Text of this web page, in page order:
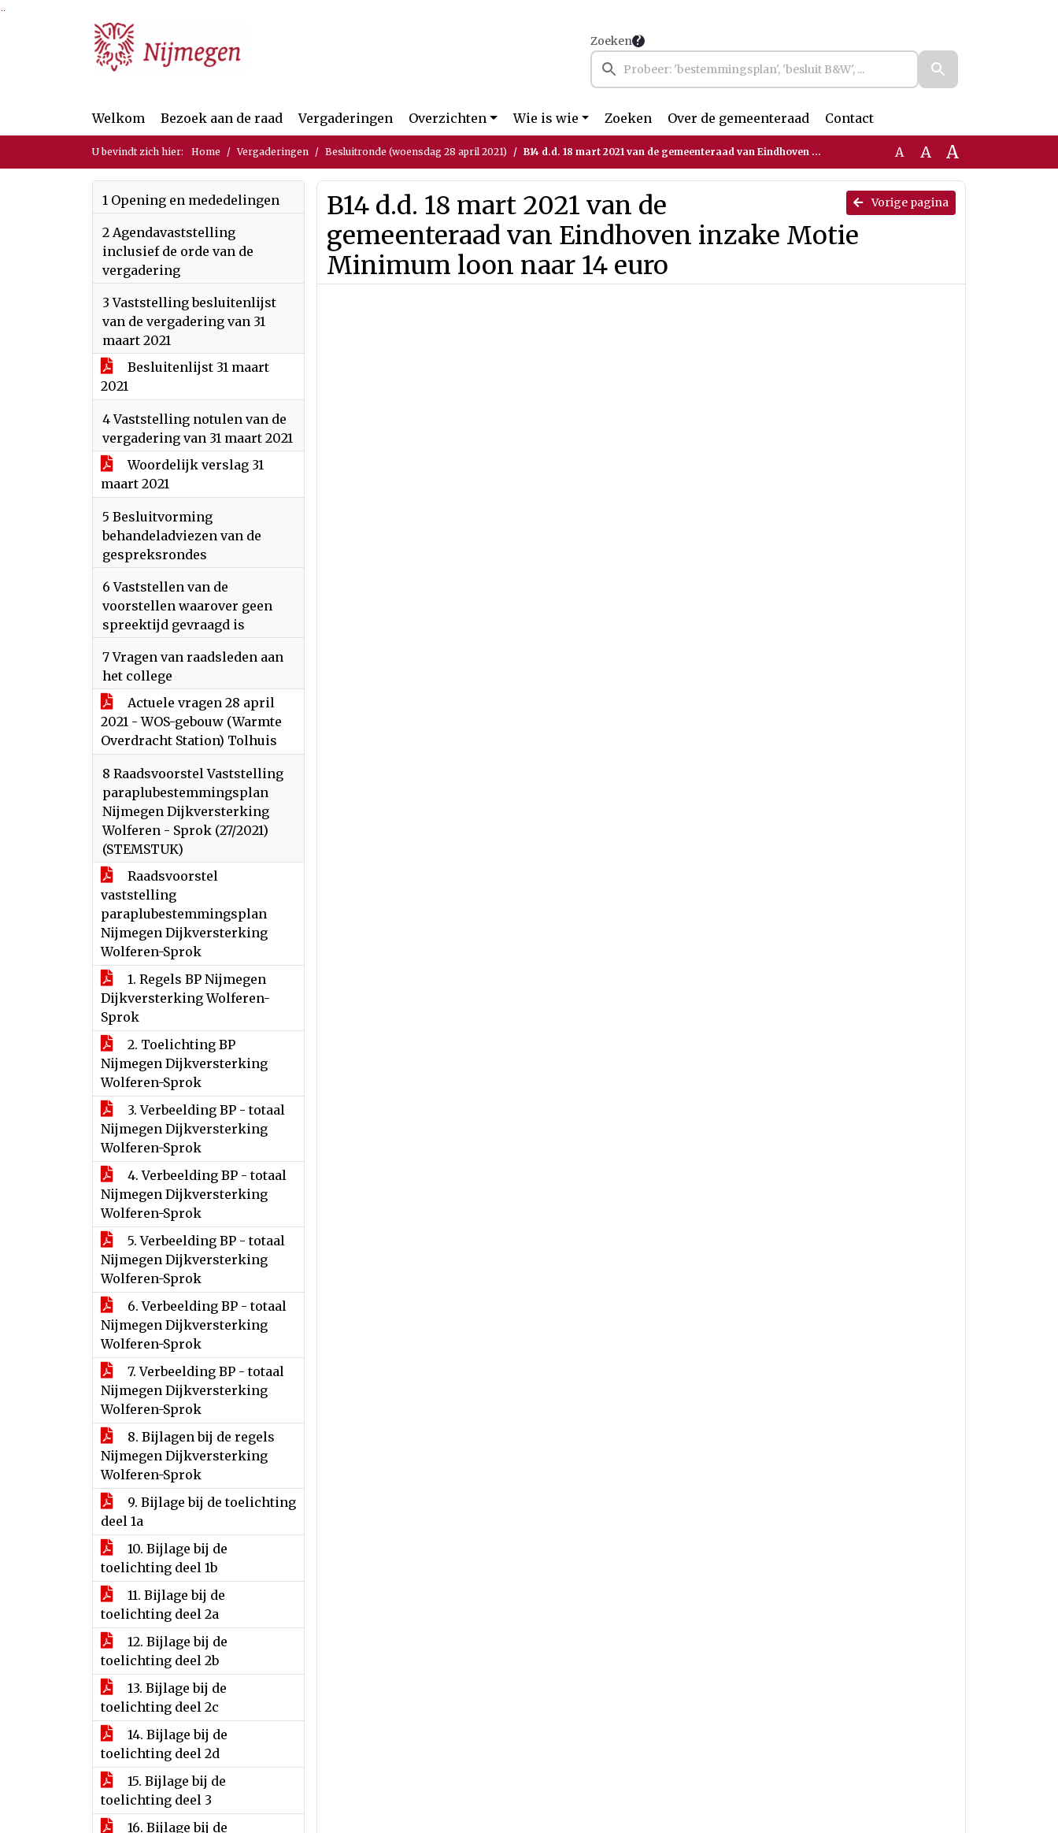
Ga naar de inhoud van deze pagina
Ga naar het zoeken
Ga naar het menu
Zoeken
Welkom Bezoek aan de raad Vergaderingen Overzichten Wie is wie Zoeken Over de gemeenteraad Contact
U bevindt zich hier: Home Vergaderingen Besluitronde (woensdag 28 april 2021) B14 d.d. 18 mart 2021 van de gemeenteraad van Eindhoven inzake Motie Minimum loon naar 14 euro A A A
1 Opening en mededelingen
2 Agendavaststelling
inclusief de orde van de
vergadering
3 Vaststelling besluitenlijst
van de vergadering van 31
maart 2021
Besluitenlijst 31 maart
2021
4 Vaststelling notulen van de
vergadering van 31 maart 2021
Woordelijk verslag 31
maart 2021
5 Besluitvorming
behandeladviezen van de
gespreksrondes
6 Vaststellen van de
voorstellen waarover geen
spreektijd gevraagd is
7 Vragen van raadsleden aan
het college
Actuele vragen 28 april
2021 - WOS-gebouw (Warmte
Overdracht Station) Tolhuis
8 Raadsvoorstel Vaststelling
paraplubestemmingsplan
Nijmegen Dijkversterking
Wolferen - Sprok (27/2021)
(STEMSTUK)
Raadsvoorstel
vaststelling
paraplubestemmingsplan
Nijmegen Dijkversterking
Wolferen-Sprok
1. Regels BP Nijmegen
Dijkversterking Wolferen-
Sprok
2. Toelichting BP
Nijmegen Dijkversterking
Wolferen-Sprok
3. Verbeelding BP - totaal
Nijmegen Dijkversterking
Wolferen-Sprok
4. Verbeelding BP - totaal
Nijmegen Dijkversterking
Wolferen-Sprok
5. Verbeelding BP - totaal
Nijmegen Dijkversterking
Wolferen-Sprok
6. Verbeelding BP - totaal
Nijmegen Dijkversterking
Wolferen-Sprok
7. Verbeelding BP - totaal
Nijmegen Dijkversterking
Wolferen-Sprok
8. Bijlagen bij de regels
Nijmegen Dijkversterking
Wolferen-Sprok
9. Bijlage bij de toelichting
deel 1a
10. Bijlage bij de
toelichting deel 1b
11. Bijlage bij de
toelichting deel 2a
12. Bijlage bij de
toelichting deel 2b
13. Bijlage bij de
toelichting deel 2c
14. Bijlage bij de
toelichting deel 2d
15. Bijlage bij de
toelichting deel 3
16. Bijlage bij de
Vorige pagina
B14 d.d. 18 mart 2021 van de
gemeenteraad van Eindhoven inzake Motie
Minimum loon naar 14 euro